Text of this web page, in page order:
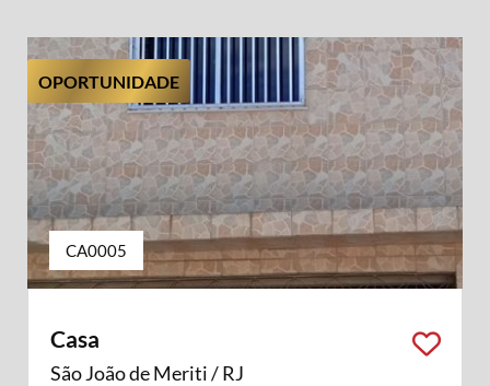
OPORTUNIDADE
CA0005
Casa
São João de Meriti / RJ